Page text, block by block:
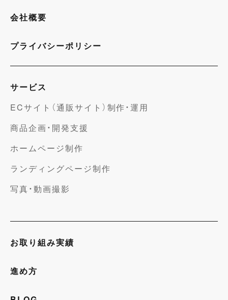
会社概要
プライバシーポリシー
サービス
ECサイト（通販サイト）制作・運用
商品企画・開発支援
ホームページ制作
ランディングページ制作
写真・動画撮影
お取り組み実績
進め方